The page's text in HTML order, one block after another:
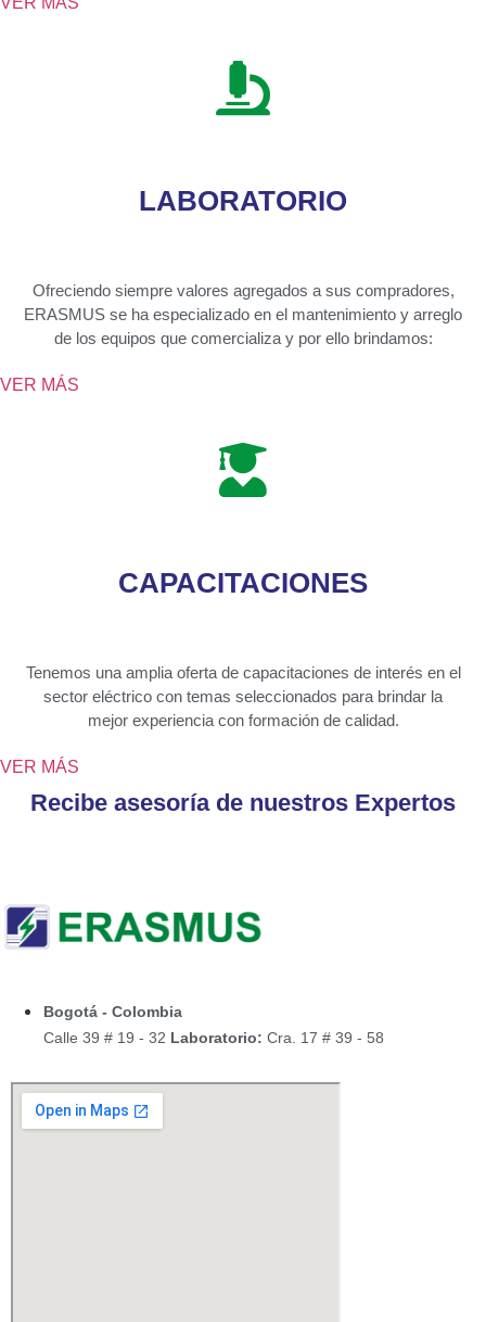
LABORATORIO
Ofreciendo siempre valores agregados a sus compradores,
ERASMUS se ha especializado en el mantenimiento y arreglo
de los equipos que comercializa y por ello brindamos:
VER MÁS
CAPACITACIONES
Tenemos una amplia oferta de capacitaciones de interés en el
sector eléctrico con temas seleccionados para brindar la
mejor experiencia con formación de calidad.
VER MÁS
Recibe asesoría de nuestros Expertos
Bogotá - Colombia
Calle 39 # 19 - 32 Laboratorio: Cra. 17 # 39 - 58